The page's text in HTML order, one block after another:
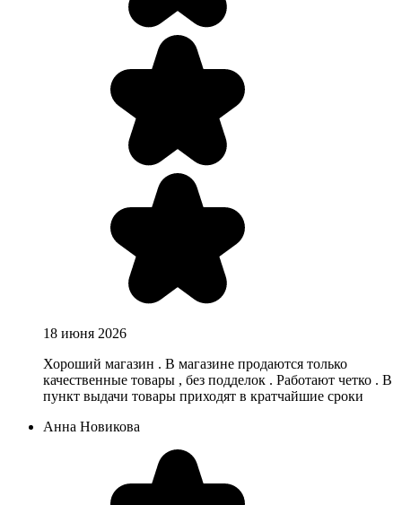
18 июня 2026
Хороший магазин . В магазине продаются только
качественные товары , без подделок . Работают четко . В
пункт выдачи товары приходят в кратчайшие сроки
Анна Новикова